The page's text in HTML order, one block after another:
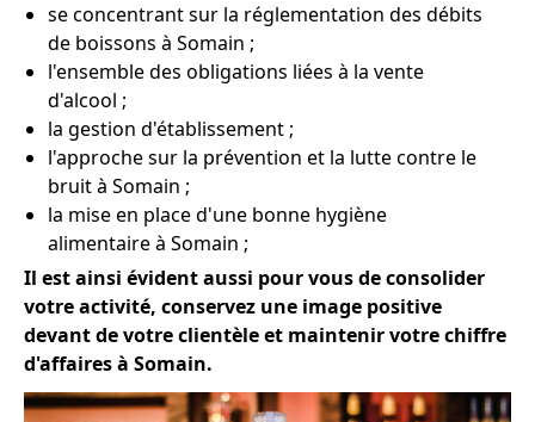
se concentrant sur la réglementation des débits
de boissons à Somain ;
l'ensemble des obligations liées à la vente
d'alcool ;
la gestion d'établissement ;
l'approche sur la prévention et la lutte contre le
bruit à Somain ;
la mise en place d'une bonne hygiène
alimentaire à Somain ;
Il est ainsi évident aussi pour vous de consolider
votre activité, conservez une image positive
devant de votre clientèle et maintenir votre chiffre
d'affaires à Somain.